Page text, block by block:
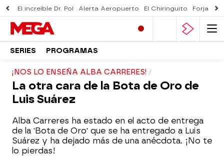
El increíble Dr. Pol Alerta Aeropuerto El Chiringuito Forjado
SERIES PROGRAMAS
¡NOS LO ENSEÑA ALBA CARRERES!
La otra cara de la Bota de Oro de
Luis Suárez
Alba Carreres ha estado en el acto de entrega
de la 'Bota de Oro' que se ha entregado a Luis
Suárez y ha dejado más de una anécdota. ¡No te
lo pierdas!